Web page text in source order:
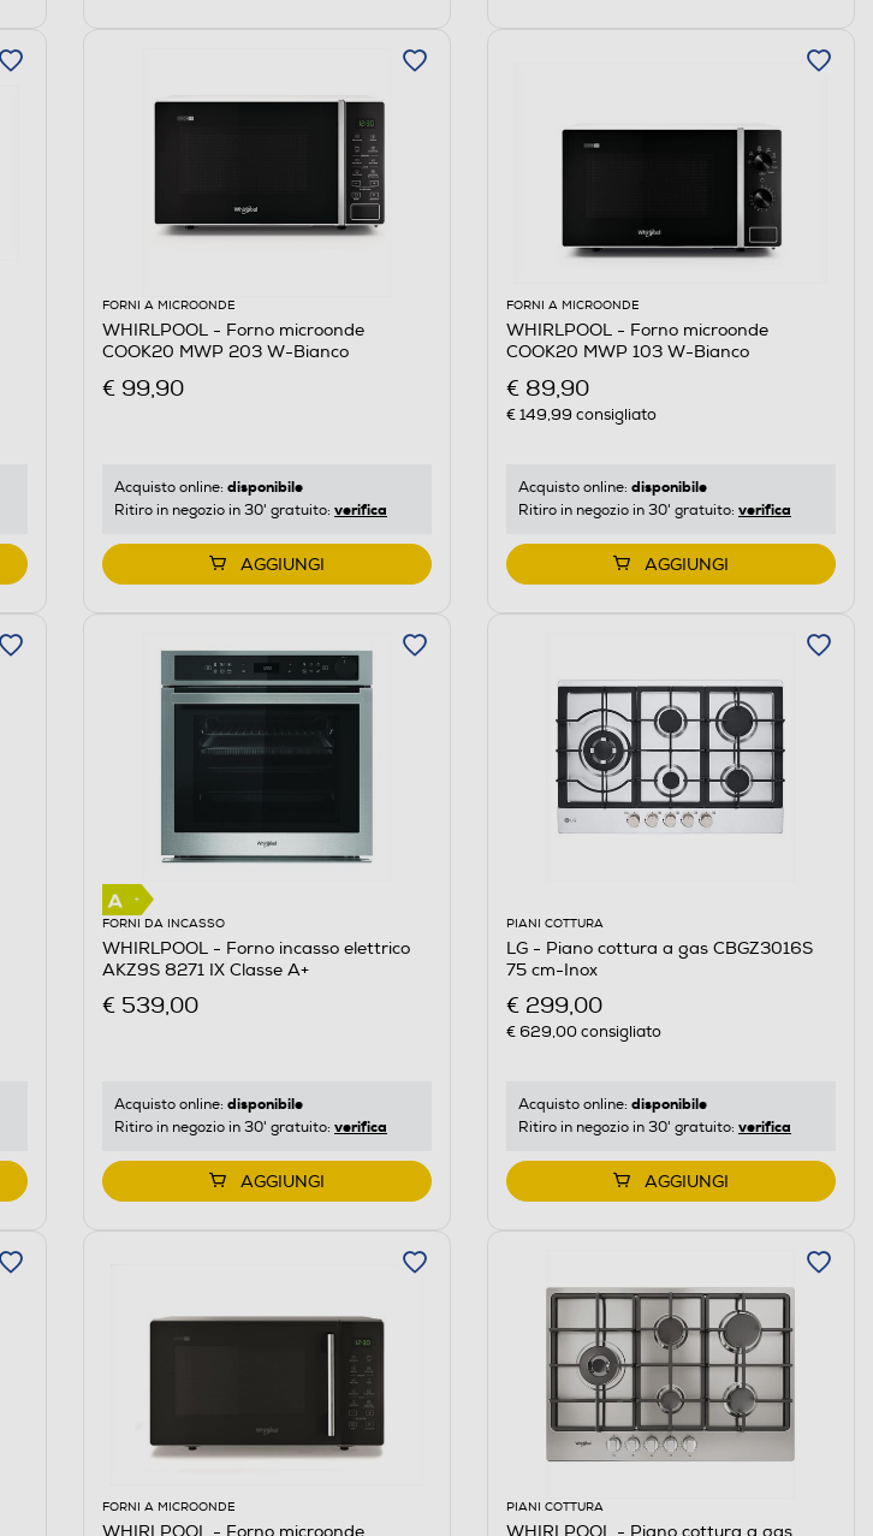
FORNI A MICROONDE
WHIRLPOOL - Forno microonde
COOK20 MWP 203 W-Bianco
€ 99,90
Acquisto online: disponibile
Ritiro in negozio in 30' gratuito: verifica
AGGIUNGI
FORNI A MICROONDE
WHIRLPOOL - Forno microonde
COOK20 MWP 103 W-Bianco
€ 89,90
€ 149,99 consigliato
Acquisto online: disponibile
Ritiro in negozio in 30' gratuito: verifica
AGGIUNGI
FORNI DA INCASSO
WHIRLPOOL - Forno incasso elettrico
AKZ9S 8271 IX Classe A+
€ 539,00
Acquisto online: disponibile
Ritiro in negozio in 30' gratuito: verifica
AGGIUNGI
PIANI COTTURA
LG - Piano cottura a gas CBGZ3016S
75 cm-Inox
€ 299,00
€ 629,00consigliato
Acquisto online: disponibile
Ritiro in negozio in 30' gratuito: verifica
AGGIUNGI
FORNI A MICROONDE PIANI COTTURA